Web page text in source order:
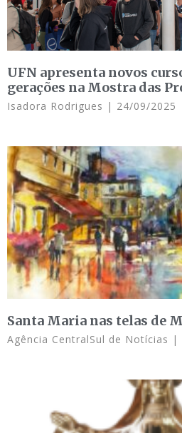
UFN apresenta novos
gerações na Mostra das
Isadora Rodrigues 24/09/2025
Santa Maria nas telas de
Agência CentralSul de Notícias